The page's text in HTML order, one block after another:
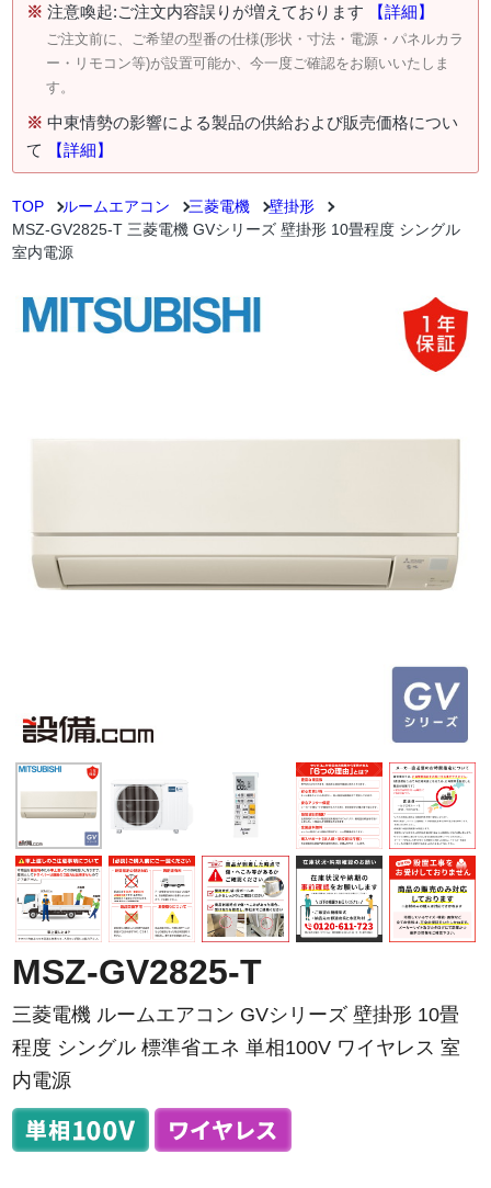
※ 注意喚起:ご注文内容誤りが増えております 【詳細】
ご注文前に、ご希望の型番の仕様(形状・寸法・電源・パネルカラ
ー・リモコン等)が設置可能か、今一度ご確認をお願いいたしま
す。
※ 中東情勢の影響による製品の供給および販売価格につい
て
【詳細】
TOP ルームエアコン 三菱電機
壁掛形
MSZ-GV2825-T 三菱電機 GVシリーズ 壁掛形 10畳程度 シングル
室内電源
MSZ-GV2825-T
三菱電機 ルームエアコン GVシリーズ 壁掛形 10畳
程度 シングル 標準省エネ 単相100V ワイヤレス 室
内電源